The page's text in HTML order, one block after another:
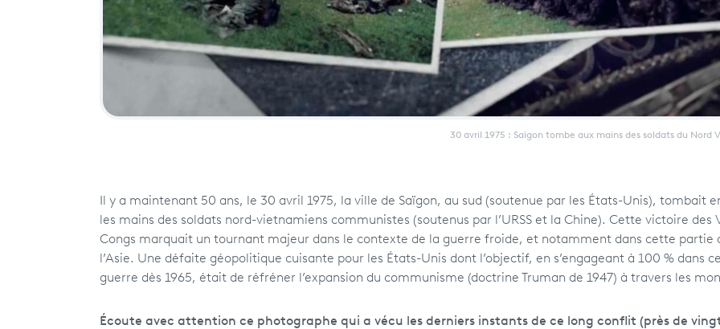
30 avril 1975 : Saïgon tombe aux mains des soldats du Nord
Il y a maintenant 50 ans, le 30 avril 1975, la ville de Saïgon, au sud (soutenue par les États-Unis), tombait
les mains des soldats nord-vietnamiens communistes (soutenus par l’URSS et la Chine). Cette victoire des
Congs marquait un tournant majeur dans le contexte de la guerre froide, et notamment dans cette partie
l’Asie. Une défaite géopolitique cuisante pour les États-Unis dont l’objectif, en s’engageant à 100 % dans
guerre dès 1965, était de réfréner l’expansion du communisme (doctrine Truman de 1947) à travers les
Écoute avec attention ce photographe qui a vécu les derniers instants de ce long conflit (près de